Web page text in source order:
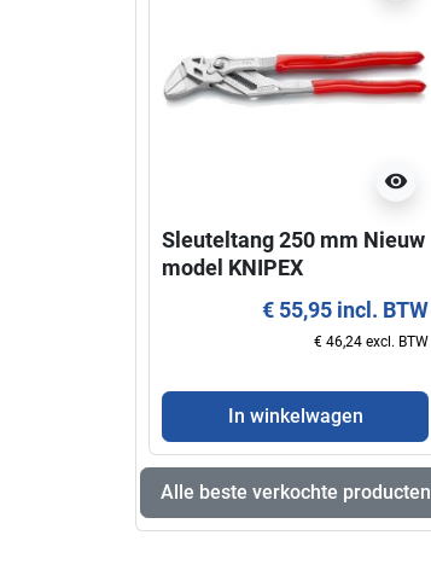
visibility
Sleuteltang 250 mm Nieuw
model KNIPEX
€ 55,95 incl. BTW
€ 46,24 excl. BTW
In winkelwagen
Alle beste verkochte producten